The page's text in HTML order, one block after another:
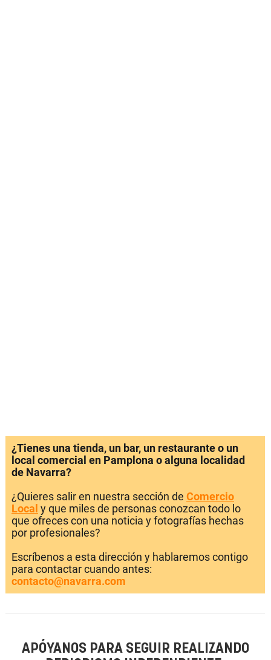
¿Tienes una tienda, un bar, un restaurante o un
local comercial en Pamplona o alguna localidad
de Navarra?
¿Quieres salir en nuestra sección de Comercio
Local y que miles de personas conozcan todo lo
que ofreces con una noticia y fotografías hechas
por profesionales?
Escríbenos a esta dirección y hablaremos contigo
para contactar cuando antes:
contacto@navarra.com
APÓYANOS PARA SEGUIR REALIZANDO